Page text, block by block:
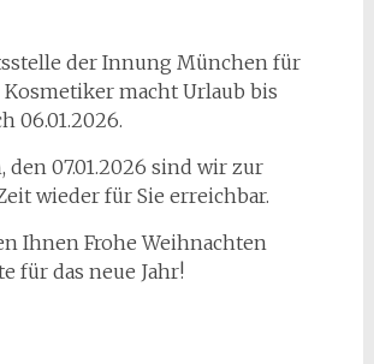
der Innung München für
macht Urlaub bis
06.01.2026.
den 07.01.2026 sind wir zur
wieder für Sie erreichbar.
Ihnen Frohe Weihnachten
für das neue Jahr!